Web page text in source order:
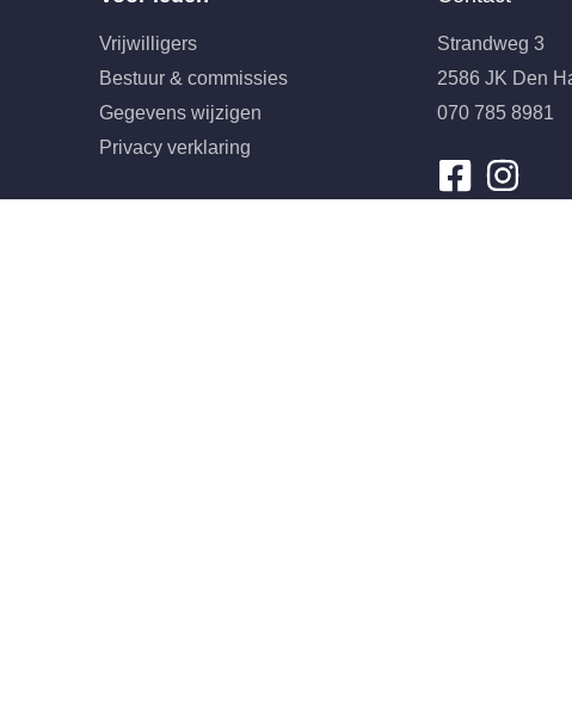
Vrijwilligers
Bestuur & commissies
Gegevens wijzigen
Privacy verklaring
Strandweg 3
2586 JK Den
070 785 8981